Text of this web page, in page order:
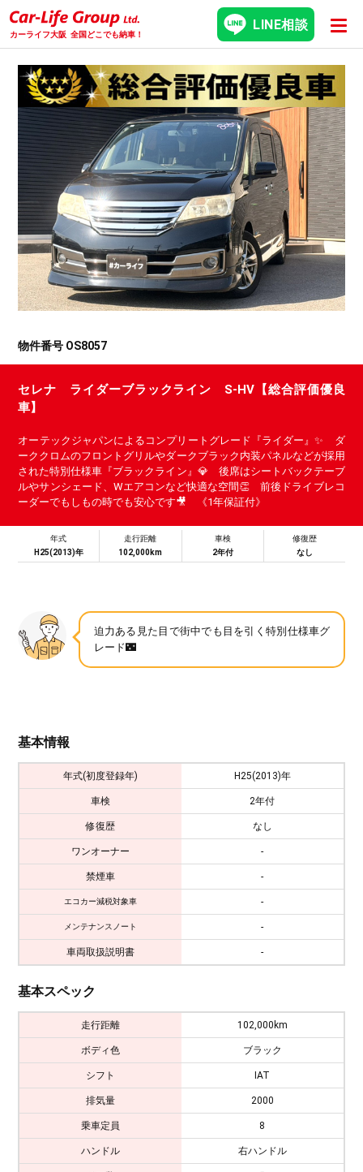
カーライフ大阪 全国どこでも納車！
LINE相談
物件番号 OS8057
セレナ ライダーブラックライン S-HV【総合評価優良
車】
オーテックジャパンによるコンプリートグレード『ライダー』✨️ ダ
ーククロムのフロントグリルやダークブラック内装パネルなどが採用
された特別仕様車『ブラックライン』💎 後席はシートバックテーブ
ルやサンシェード、Wエアコンなど快適な空間👏 前後ドライブレコ
ーダーでもしもの時でも安心です🎥 《1年保証付》
年式
H25(2013)年
走行距離
102,000km
車検
2年付
修復歴
なし
迫力ある見た目で街中でも目を引く特別仕様車グ
レード🌃
基本情報
年式(初度登録年) H25(2013)年
車検 2年付
修復歴 なし
ワンオーナー -
禁煙車 -
エコカー減税対象車 -
メンテナンスノート -
車両取扱説明書 -
基本スペック
走行距離 102,000km
ボディ色 ブラック
シフト IAT
排気量 2000
乗車定員 8
ハンドル 右ハンドル